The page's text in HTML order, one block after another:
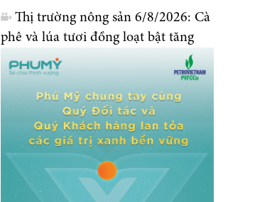
Thị trường nông sản 6/8/2026: Cà
phê và lúa tươi đồng loạt bật tăng